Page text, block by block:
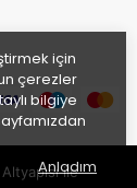
için
çerezler
bilgiye
Anladım
Altyapısı ile